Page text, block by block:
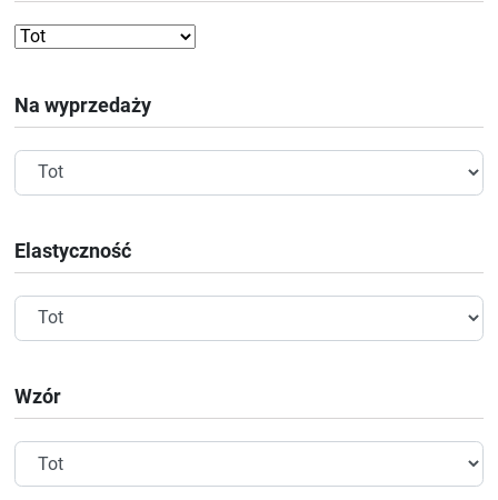
Na wyprzedaży
Elastyczność
Wzór